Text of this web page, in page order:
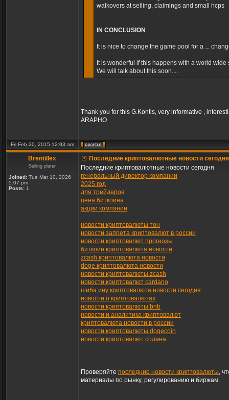
walkovers at selling, claimings and small hcps
IN CONCLUSION
It is nice to change the game pool for a ...
It is wonderful if this happens with a world
We will talk about this soon....
Thank you for this G.Kontis, very informative ,
ARAPHO
Fri Feb 20, 2015 12:03 am
Brentillex
Selling plater
Joined: Tue Mar 10, 2026
5:07 pm
Posts: 1
Последние криптовалютные новости сегодня
Последние криптовалютные новости сегодня
генеральный директор компании
2025 год
для трейдеров
цена биткоина
акции компании
новости криптовалюты тон
новости запрета криптовалют в россии
новости криптовалют прогнозы
биткоин криптовалюта новости
zcash криптовалюта новости
doge криптовалюта новости
новости криптовалюты zcash
новости криптовалют cardano
шиба ину криптовалюта новости сегодня
новости о криптовалютах
новости криптовалюты bnb
новости и аналитика криптовалют
криптовалюта новости в россии
новости криптовалюты dogecoin
новости криптовалют солана
Проверяйте последние новости криптовалюты,
материалы по рынку, регулированию и биржам.